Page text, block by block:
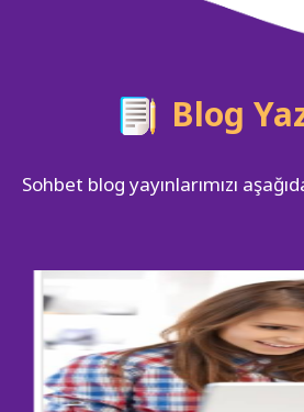
Blog
Sohbet blog yayınlarımızı